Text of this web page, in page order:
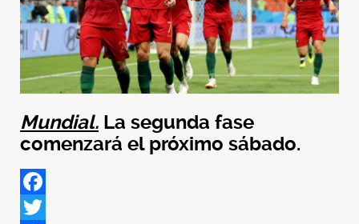
Mundial. La segunda fase
comenzará el próximo sábado.
Facebook